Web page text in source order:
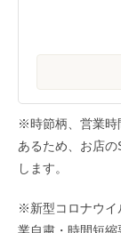
※時節柄、営業時
あるため、お店
します。
※新型コロナウイ